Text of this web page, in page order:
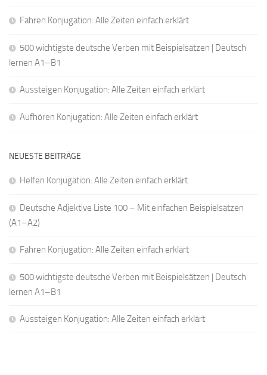
Fahren Konjugation: Alle Zeiten einfach erklärt
500 wichtigste deutsche Verben mit Beispielsätzen | Deutsch
lernen A1–B1
Aussteigen Konjugation: Alle Zeiten einfach erklärt
Aufhören Konjugation: Alle Zeiten einfach erklärt
NEUESTE BEITRÄGE
Helfen Konjugation: Alle Zeiten einfach erklärt
Deutsche Adjektive Liste 100 – Mit einfachen Beispielsätzen
(A1–A2)
Fahren Konjugation: Alle Zeiten einfach erklärt
500 wichtigste deutsche Verben mit Beispielsätzen | Deutsch
lernen A1–B1
Aussteigen Konjugation: Alle Zeiten einfach erklärt